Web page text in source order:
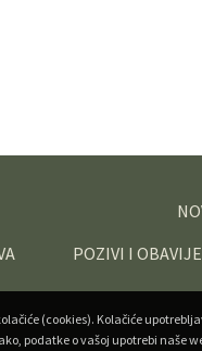
POZIVI I
(cookies). Kolačiće
podatke o vašoj upotrebi naše